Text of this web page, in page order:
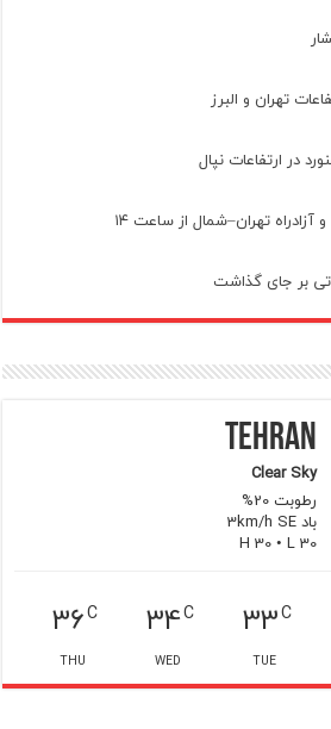
تهران و البرز
تهران–شمال از ساعت ۱۴
Tehran
Clear Sky
رطوبت 20%
باد 3km/h SE
H 30 • L 30
33C
TUE
34C
WED
36C
THU